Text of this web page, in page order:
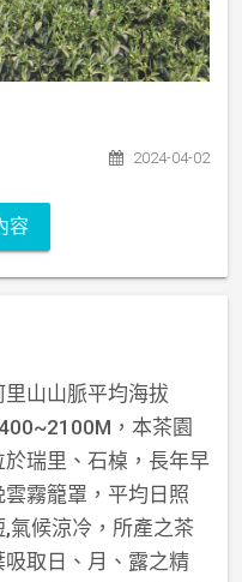
2024-04-02
容
里山山脈平均海拔
，本茶園
於瑞里、石槕，長年早
雲霧籠罩，平均日照
,氣候涼冷，所產之茶
吸取日、月、露之精